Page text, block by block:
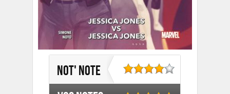
Not' note